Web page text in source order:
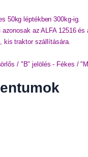
50kg léptékben 300kg-ig.
az ALFA 12516
kis traktor szállítására.
/ "B" jelölés - Fékes /